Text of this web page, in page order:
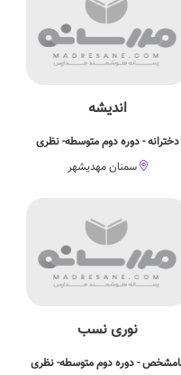
اندیشه
دخترانه - دوره دوم متوسطه- نظری
سمنان مهدیشهر
نوری نسب
- دوره دوم متوسطه- نظری